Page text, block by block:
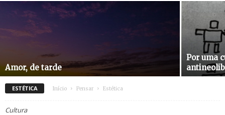
Amor, de tarde
Por uma
ESTÉTICA Início Pensar Estética
Cultura